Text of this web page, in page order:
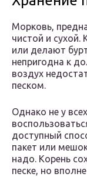
Морковь,
чистой и
или делают
непригодна к
воздух
песком.
Однако не у
доступный
пакет или
надо. Корень
песке, но